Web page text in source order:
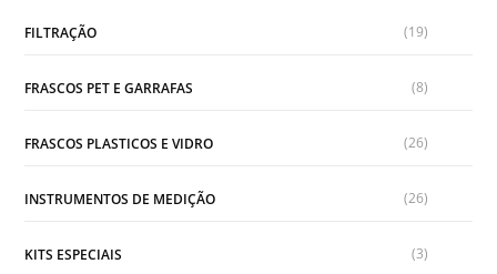
FILTRAÇÃO (19)
FRASCOS PET E GARRAFAS (8)
FRASCOS PLASTICOS E VIDRO (26)
INSTRUMENTOS DE MEDIÇÃO (26)
KITS ESPECIAIS (3)